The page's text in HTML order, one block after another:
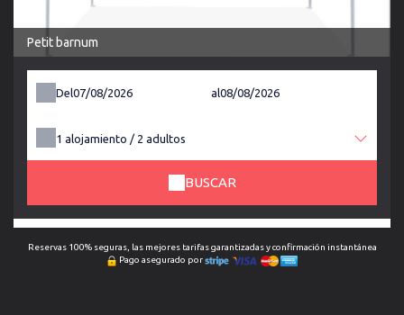
Petit barnum
Del al
1 alojamiento / 2 adultos
BUSCAR
Reservas 100% seguras, las mejores tarifas garantizadas y confirmación instantánea
Pago asegurado por